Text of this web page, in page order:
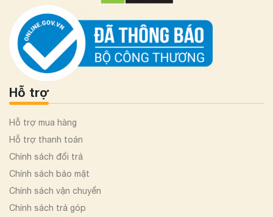
Hỗ trợ
Hỗ trợ mua hàng
Hỗ trợ thanh toán
Chính sách đổi trả
Chính sách bảo mật
Chính sách vận chuyển
Chính sách trả góp